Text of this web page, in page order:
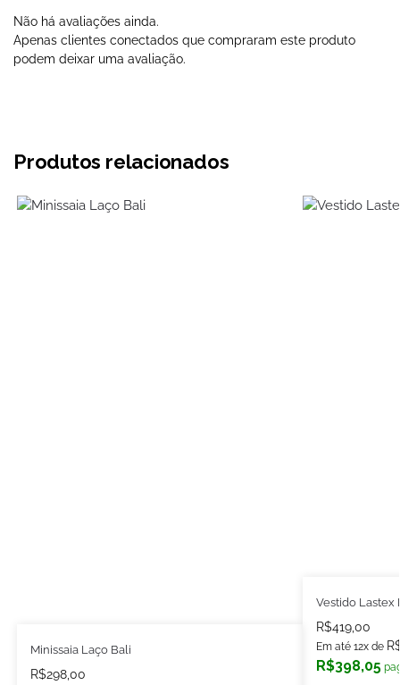
Não há avaliações ainda.
Apenas clientes conectados que compraram este produto
podem deixar uma avaliação.
Produtos relacionados
Minissaia Laço Bali
R$298,00
Vestido Lastex
R$419,00
Em até 12x de
R$398,05